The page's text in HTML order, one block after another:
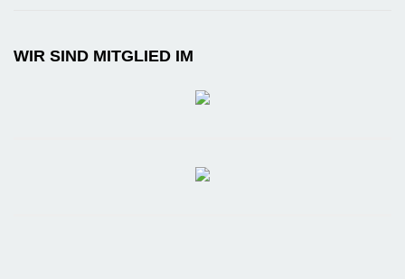
WIR SIND MITGLIED IM